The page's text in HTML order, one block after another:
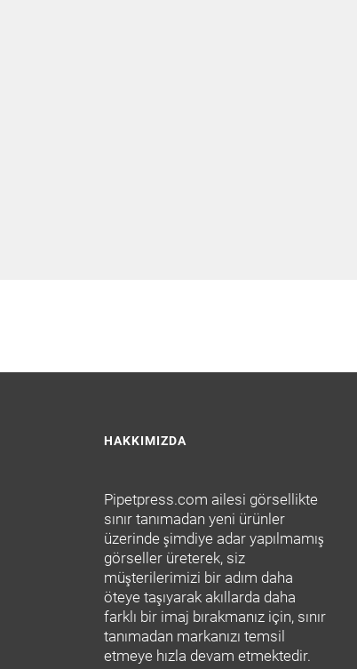
HAKKIMIZDA
Pipetpress.com ailesi görsellikte
sınır tanımadan yeni ürünler
üzerinde şimdiye adar yapılmamış
görseller üreterek, siz
müşterilerimizi bir adım daha
öteye taşıyarak akıllarda daha
farklı bir imaj bırakmanız için, sınır
tanımadan markanızı temsil
etmeye hızla devam etmektedir.